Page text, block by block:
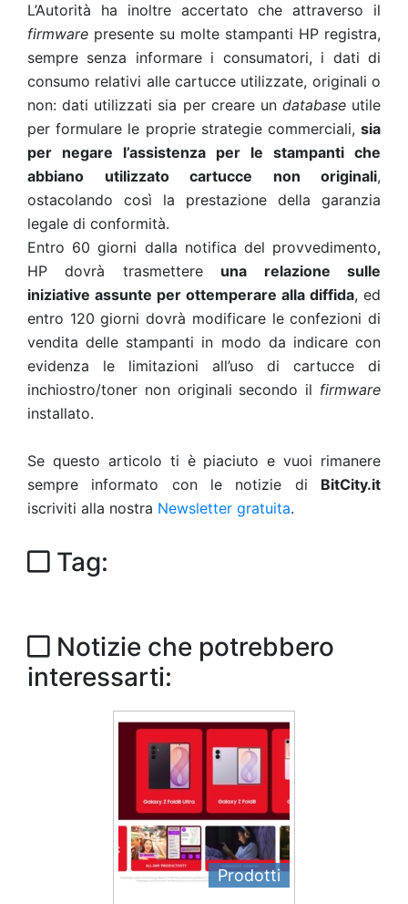
L’Autorità ha inoltre accertato che attraverso il
firmware presente su molte stampanti HP registra,
sempre senza informare i consumatori, i dati di
consumo relativi alle cartucce utilizzate, originali o
non: dati utilizzati sia per creare un databaseutile
per formulare le proprie strategie commerciali, sia
per negare l’assistenza per le stampanti che
abbiano utilizzato cartucce non originali,
ostacolando così la prestazione della garanzia
legale di conformità.
Entro 60 giorni dalla notifica del provvedimento,
HP dovrà trasmettere una relazione sulle
iniziative assunte per ottemperare alla diffida, ed
entro 120 giorni dovrà modificare le confezioni di
vendita delle stampanti in modo da indicare con
evidenza le limitazioni all’uso di cartucce di
inchiostro/toner non originali secondo il firmware
installato.
Se questo articolo ti è piaciuto e vuoi rimanere
sempre informato con le notizie di BitCity.it
iscriviti alla nostra Newsletter gratuita.
Tag:
Notizie che potrebbero
interessarti:
Prodotti